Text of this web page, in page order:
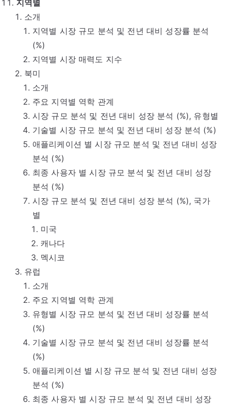
지역별
소개
지역별 시장 규모 분석 및 전년 대비 성장률 분석
(%)
지역별 시장 매력도 지수
북미
소개
주요 지역별 역학 관계
시장 규모 분석 및 전년 대비 성장 분석 (%), 유형별
기술별 시장 규모 분석 및 전년 대비 성장 분석 (%)
애플리케이션 별 시장 규모 분석 및 전년 대비 성장
분석 (%)
최종 사용자 별 시장 규모 분석 및 전년 대비 성장
분석 (%)
시장 규모 분석 및 전년 대비 성장 분석 (%), 국가
별
미국
캐나다
멕시코
유럽
소개
주요 지역별 역학 관계
유형별 시장 규모 분석 및 전년 대비 성장률 분석
(%)
기술별 시장 규모 분석 및 전년 대비 성장률 분석
(%)
애플리케이션 별 시장 규모 분석 및 전년 대비 성장
분석 (%)
최종 사용자 별 시장 규모 분석 및 전년 대비 성장